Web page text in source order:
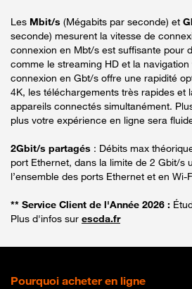
Les Mbit/s (Mégabits par seconde) et
seconde) mesurent la vitesse de
connexion en Mbt/s est suffisante pour
comme le streaming HD et la
connexion en Gbt/s offre une rapidité
4K, les téléchargements très rapides et
appareils connectés simultanément.
plus votre expérience en ligne sera
2Gbit/s partagés : Débits max
port Ethernet, dans la limite de 2 Gbit/s
l’ensemble des ports Ethernet et en Wi-
** Service Client de l'Année 2026 :
Plus d'infos sur escda.fr
Pourquoi acheter en ligne